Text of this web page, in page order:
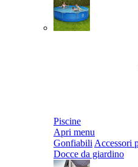
Piscine
Apri menu
Gonfiabili Accessori
Docce da giardino